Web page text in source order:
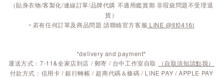
（貼身衣物/客製化/連線訂單/品牌代購 不適用鑑賞期 非瑕疵問題不受理退
貨）
◦ 若有任何訂單及商品問題 請聯絡官方客服 LINE @tlt0416i
*delivery and payment*
運送方式：7-11&全家店到店 / 郵寄 / 台中工作室自取
（自取須知請點我）
付款方式：信用卡 / 銀行轉帳 / 超商代碼＆條碼 / LINE PAY / APPLE PAY